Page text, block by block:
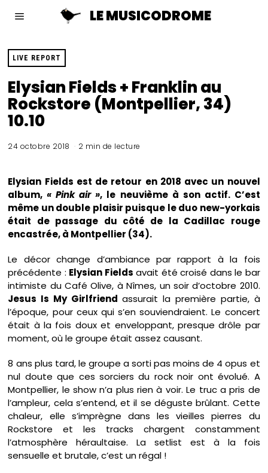
LE MUSICODROME
LIVE REPORT
Elysian Fields + Franklin au
Rockstore (Montpellier, 34)
10.10
24 octobre 2018 2 min de lecture
Elysian Fields est de retour en 2018 avec un nouvel
album, « Pink air », le neuvième à son actif. C’est
même un double plaisir puisque le duo new-yorkais
était de passage du côté de la Cadillac rouge
encastrée, à Montpellier (34).
Le décor change d’ambiance par rapport à la fois
précédente : Elysian Fields avait été croisé dans le bar
intimiste du Café Olive, à Nîmes, un soir d’octobre 2010.
Jesus Is My Girlfriend assurait la première partie, à
l’époque, pour ceux qui s’en souviendraient. Le concert
était à la fois doux et enveloppant, presque drôle par
moment, où le groupe était assez causant.
8 ans plus tard, le groupe a sorti pas moins de 4 opus et
nul doute que ces sorciers du rock noir ont évolué. A
Montpellier, le show n’a plus rien à voir. Le truc a pris de
l’ampleur, cela s’entend, et il se déguste brûlant. Cette
chaleur, elle s’imprègne dans les vieilles pierres du
Rockstore et les tracks chargent constamment
l’atmosphère héraultaise. La setlist est à la fois
sensuelle et brutale, c’est un régal !